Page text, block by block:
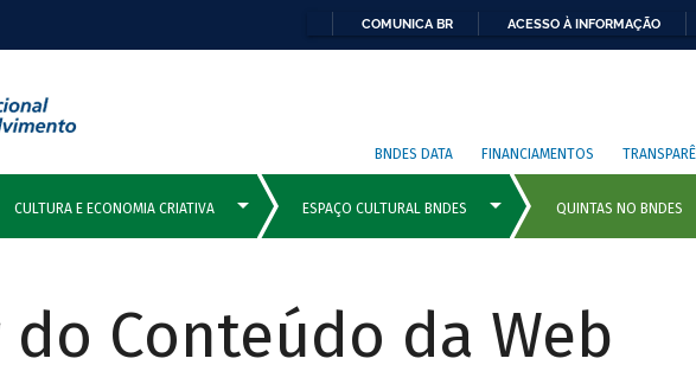
COMUNICA BR ACESSO À INFORMAÇÃO
BNDES DATA FINANCIAMENTOS
Conteúdo da Web